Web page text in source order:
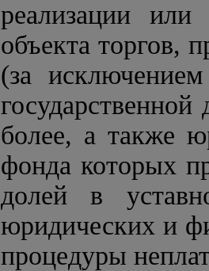
реализации или
объекта торгов,
(за
более, а также
фонда которых
долей в
юридических и
процедуры